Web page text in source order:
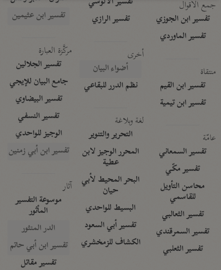
جمع الأقوال
تفسير ابن الجوزي
تفسير الماوردي
منتقاة
تفسير ابن القيم
تفسير ابن تيمية
عامّة
تفسير السمعاني
تفسير مكّي
محاسن التأويل
للقاسمي
تفسير الثعالبي
تفسير السمرقندي
تفسير الثعلبي
تفسير الرازي
أخرى
أضواء البيان
نظم الدرر للبقاعي
لغة وبلاغة
التحرير والتنوير
المحرر الوجيز لابن
عطية
البحر المحيط لأبي
حيان
البسيط للواحدي
تفسير أبي السعود
الكشاف للزمخشري
تفسير ابن عثيمين
مركَّزة العبارة
تفسير الجلالين
جامع البيان للإيجي
تفسير البيضاوي
تفسير النسفي
الوجيز للواحدي
تفسير ابن أبي زمنين
آثار
موسوعة التفسير
المأثور
الدر المنثور
تفسير ابن أبي حاتم
تفسير مقاتل